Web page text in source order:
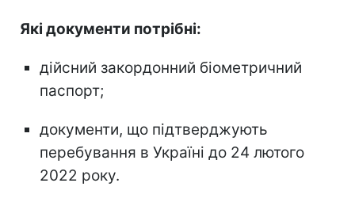
Які документи потрібні:
дійсний закордонний біометричний
паспорт;
документи, що підтверджують
перебування в Україні до 24 лютого
2022 року.